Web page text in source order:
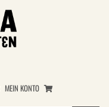
MEIN KONTO